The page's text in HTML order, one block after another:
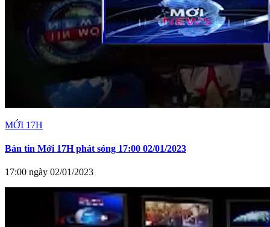
MỚI 17H
Bản tin Mới 17H phát sóng 17:00 02/01/2023
17:00 ngày 02/01/2023